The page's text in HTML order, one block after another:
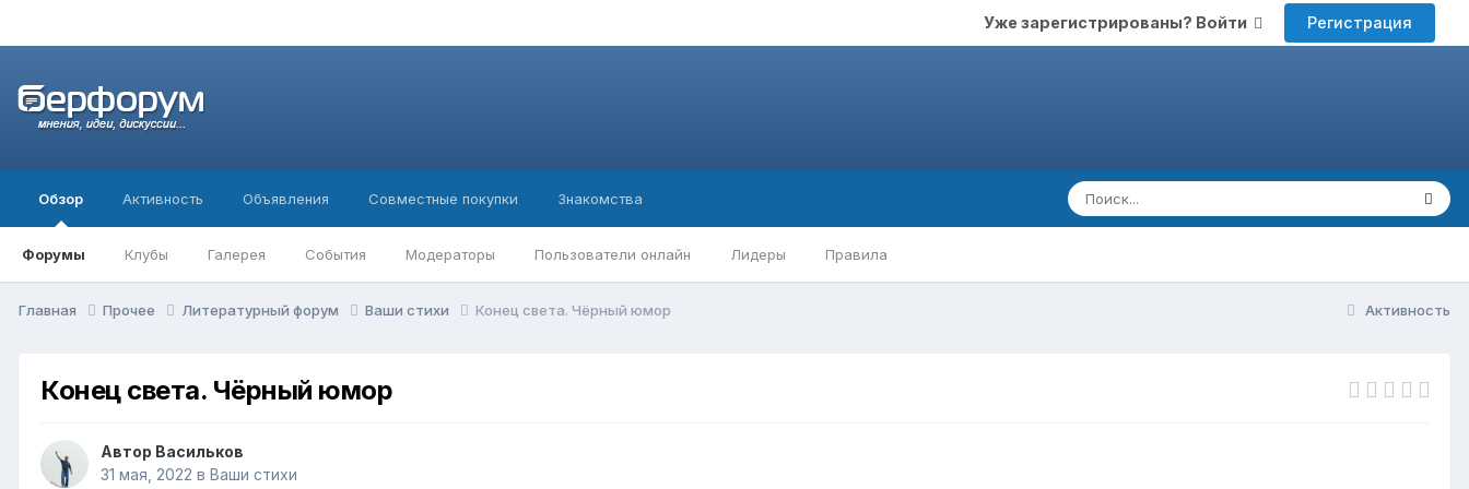
Уже зарегистрированы? Войти Регистрация
Обзор
Форумы Клубы Галерея События Модераторы Пользователи онлайн Лидеры Правила
Активность Объявления Совместные покупки Знакомства
Активность
Главная Прочее Литературный форум Ваши стихи Конец света. Чёрный юмор
Конец света. Чёрный юмор
Автор Васильков
31 мая, 2022 в Ваши стихи